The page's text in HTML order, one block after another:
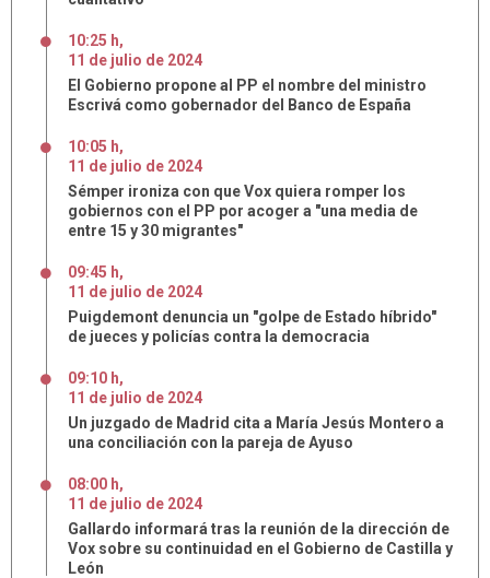
10:25 h,
11 de julio de 2024
El Gobierno propone al PP el nombre del ministro
Escrivá como gobernador del Banco de España
10:05 h,
11 de julio de 2024
Sémper ironiza con que Vox quiera romper los
gobiernos con el PP por acoger a "una media de
entre 15 y 30 migrantes"
09:45 h,
11 de julio de 2024
Puigdemont denuncia un "golpe de Estado híbrido"
de jueces y policías contra la democracia
09:10 h,
11 de julio de 2024
Un juzgado de Madrid cita a María Jesús Montero a
una conciliación con la pareja de Ayuso
08:00 h,
11 de julio de 2024
Gallardo informará tras la reunión de la dirección de
Vox sobre su continuidad en el Gobierno de Castilla y
León